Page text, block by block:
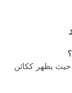
حيث يظهر ككائن